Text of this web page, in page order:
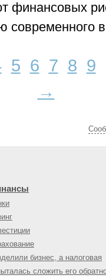
финансовых
современного
5 6 7 8 9
→
бизнес, а налоговая
сложить его